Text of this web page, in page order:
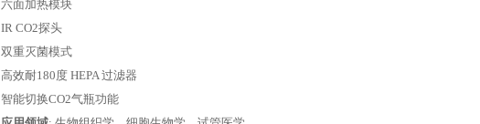
六面加热模块
IR CO2探头
双重灭菌模式
高效耐180度 HEPA 过滤器
智能切换CO2气瓶功能